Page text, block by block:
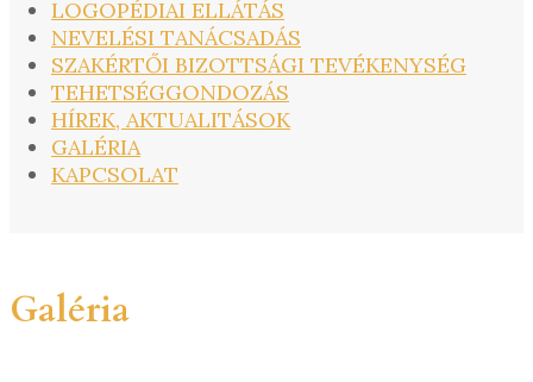
LOGOPÉDIAI ELLÁTÁS
NEVELÉSI TANÁCSADÁS
SZAKÉRTŐI BIZOTTSÁGI TEVÉKENYSÉG
TEHETSÉGGONDOZÁS
HÍREK, AKTUALITÁSOK
GALÉRIA
KAPCSOLAT
Galéria